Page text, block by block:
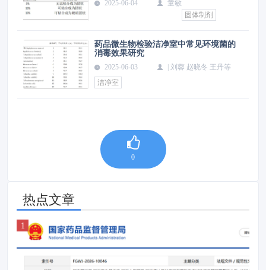
2025-06-04
童敏
固体制剂
药品微生物检验洁净室中常见环境菌的
消毒效果研究
2025-06-03
| 刘蓉 赵晓冬 王丹等
洁净室
0
热点文章